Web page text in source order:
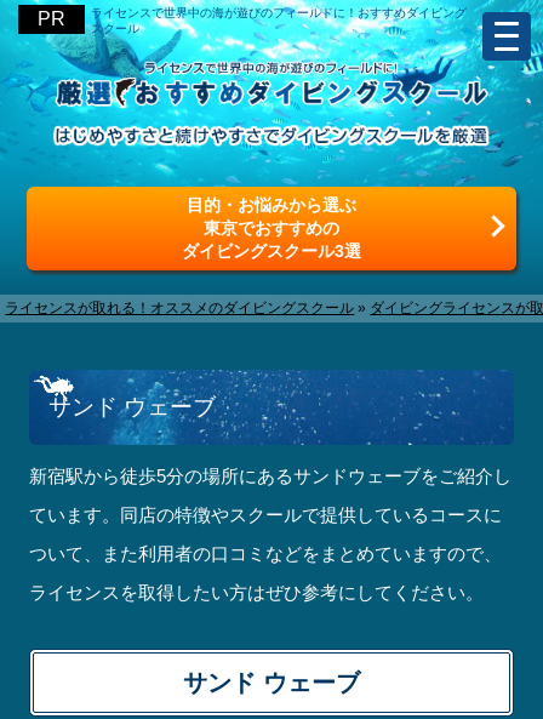
ライセンスで世界中の海が遊びのフィールドに！おすすめダイビング
スクール
目的・お悩みから選ぶ
東京でおすすめの
ダイビングスクール3選
ライセンスが取れる！オススメのダイビングスクール » ダイビングライセンスが
サンド ウェーブ
新宿駅から徒歩5分の場所にあるサンドウェーブをご紹介し
ています。同店の特徴やスクールで提供しているコースに
ついて、また利用者の口コミなどをまとめていますので、
ライセンスを取得したい方はぜひ参考にしてください。
サンド ウェーブ